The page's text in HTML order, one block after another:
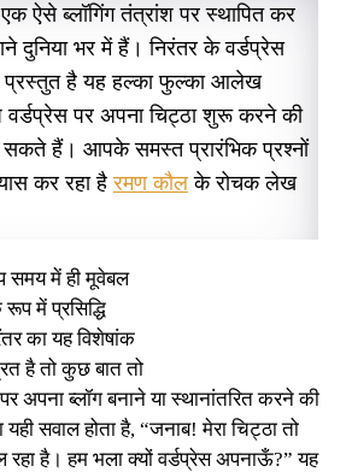
ऐसे ब्लॉगिंग तंत्रांश पर स्थापित कर
दुनिया भर में हैं। निरंतर के वर्डप्रेस
प्रस्तुत है यह हल्का फुल्का आलेख
पर अपना चिट्ठा शुरू करने की
सकते हैं। आपके समस्त प्रारंभिक प्रश्‍नों
कर रहा हैरमण कौल के रोचक लेख
समय में ही मूवेबल
में प्रसिद्धि
का यह विशेषांक
है तो कुछ बात तो
अपना ब्लॉग बनाने या स्थानांतरित करने की
सवाल होता है, “जनाब! मेरा चिट्ठा तो
रहा है। हम भला क्यों वर्डप्रेस अपनाऊँ?” यह